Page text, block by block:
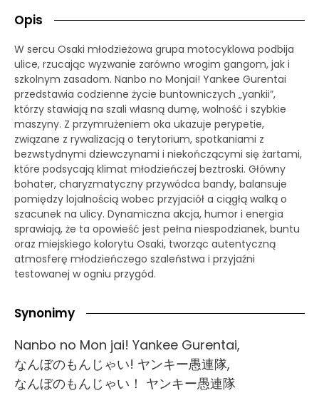
Opis
W sercu Osaki młodzieżowa grupa motocyklowa podbija
ulice, rzucając wyzwanie zarówno wrogim gangom, jak i
szkolnym zasadom. Nanbo no Monjai! Yankee Gurentai
przedstawia codzienne życie buntowniczych „yankii”,
którzy stawiają na szali własną dumę, wolność i szybkie
maszyny. Z przymrużeniem oka ukazuje perypetie,
związane z rywalizacją o terytorium, spotkaniami z
bezwstydnymi dziewczynami i niekończącymi się żartami,
które podsycają klimat młodzieńczej beztroski. Główny
bohater, charyzmatyczny przywódca bandy, balansuje
pomiędzy lojalnością wobec przyjaciół a ciągłą walką o
szacunek na ulicy. Dynamiczna akcja, humor i energia
sprawiają, że ta opowieść jest pełna niespodzianek, buntu
oraz miejskiego kolorytu Osaki, tworząc autentyczną
atmosferę młodzieńczego szaleństwa i przyjaźni
testowanej w ogniu przygód.
Synonimy
Nanbo no Mon jai! Yankee Gurentai,
なんぼのもんじゃい! ヤンキー愚連隊,
なんぼのもんじゃい！ ヤンキー愚連隊